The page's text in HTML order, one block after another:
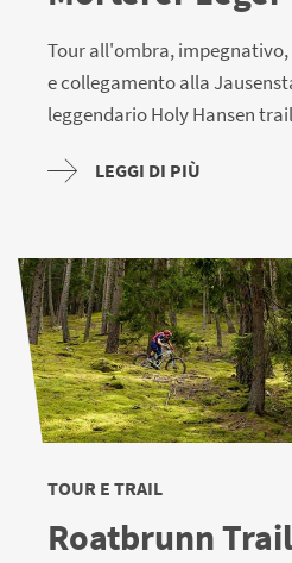
Tour all'ombra,
e collegamento alla
leggendario Holy Hansen
LEGGI DI PIÙ
TOUR E TRAIL
Roatbrunn Trail